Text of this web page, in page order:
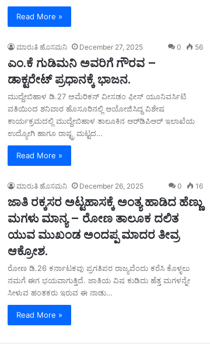
Read More »
ಮಾರುತಿ ಹೊಸಮನಿ December 27, 2025 0 56
ಎಂ.ಕೆ ಗುಡಿಮನಿ ಅವರಿಗೆ ಗೌರವ –
ಡಾಕ್ಟರೇಟ್ ಪ್ರಧಾನಕ್ಕೆ ಭಾಜನ.
ಮುದ್ದೇಬಿಹಾಳ ಡಿ.27 ಅಮೆರಿಕನ್ ವೀಸಡಂ ಫೀಸ್ ಯೂನಿವರ್ಸಿಟಿ
ವತಿಯಿಂದ ಶನಿವಾರ ಹೊಸೂರಿನಲ್ಲಿ ಆಯೋಜಿಸಿದ್ದ ವಿಶೇಷ
ಕಾರ್ಯಕ್ರಮದಲ್ಲಿ ಮುದ್ದೇಬಿಹಾಳ ತಾಲೂಕಿನ ಆರ್‌ಡಿಪಿಆರ್ ಇಲಾಖೆಯ
ಉದ್ಯೋಗಿ ಹಾಗೂ ರಾಷ್ಟ್ರ ಮಟ್ಟದ…
Read More »
ಮಾರುತಿ ಹೊಸಮನಿ December 26, 2025 0 16
ಜಾತಿ ರಕ್ಕಸರ ಅಟ್ಟಹಾಸಕ್ಕೆ ಅಂತ್ಯ ಹಾಡಿದ ಹೆಣ್ಣು
ಮಗಳು ಮಾನ್ಯ – ರೋಣ ತಾಲೂಕ ದಲಿತ
ಯುವ ಮುಖಂಡ ಅಂದಪ್ಪ ಮಾದರ ತೀವ್ರ
ಆಕ್ರೋಶ.
ರೋಣ ಡಿ.26 ಕರ್ನಾಟಕವು ಪ್ರಗತಿಪರ ರಾಜ್ಯವೆಂದು ಕರೆಸಿ ಕೊಳ್ಳಲು
ನಮಗೆ ಈಗ ಭಯವಾಗುತ್ತಿದೆ. ಜಾತಿಯ ವಿಷ ಕುಡಿದು ಹೆತ್ತ ಮಗಳನ್ನೇ
ಸೀಳುವ ಹಂತಕರು ಇರುವ ಈ ನಾಡು…
Read More »